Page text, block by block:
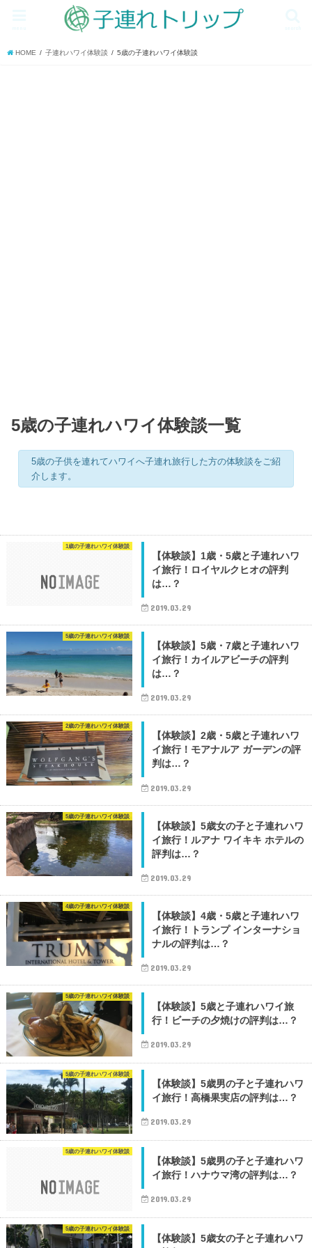
HOME 子連れハワイ体験談 5歳の子連れハワイ体験談
5歳の子連れハワイ体験談一覧
5歳の子供を連れてハワイへ子連れ旅行した方の体験談をご紹
介します。
1歳の子連れハワイ体験談
【体験談】1歳・5歳と子連れハワ
イ旅行！ロイヤルクヒオの評判
は…？
2019.03.29
5歳の子連れハワイ体験談
【体験談】5歳・7歳と子連れハワ
イ旅行！カイルアビーチの評判
は…？
2019.03.29
2歳の子連れハワイ体験談
【体験談】2歳・5歳と子連れハワ
イ旅行！モアナルア ガーデンの評
判は…？
2019.03.29
5歳の子連れハワイ体験談
【体験談】5歳女の子と子連れハワ
イ旅行！ルアナ ワイキキ ホテルの
評判は…？
2019.03.29
4歳の子連れハワイ体験談
【体験談】4歳・5歳と子連れハワ
イ旅行！トランプ インターナショ
ナルの評判は…？
2019.03.29
5歳の子連れハワイ体験談
【体験談】5歳と子連れハワイ旅
行！ビーチの夕焼けの評判は…？
2019.03.29
5歳の子連れハワイ体験談
【体験談】5歳男の子と子連れハワ
イ旅行！高橋果実店の評判は…？
2019.03.29
5歳の子連れハワイ体験談
【体験談】5歳男の子と子連れハワ
イ旅行！ハナウマ湾の評判は…？
2019.03.29
5歳の子連れハワイ体験談
【体験談】5歳女の子と子連れハワ